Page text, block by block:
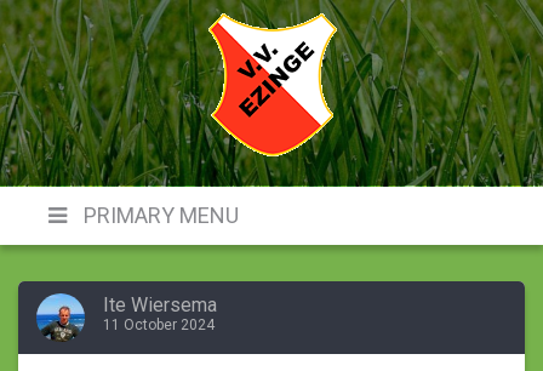
Skip
to
content
VVE
PRIMARY MENU
Ite Wiersema
11 October 2024